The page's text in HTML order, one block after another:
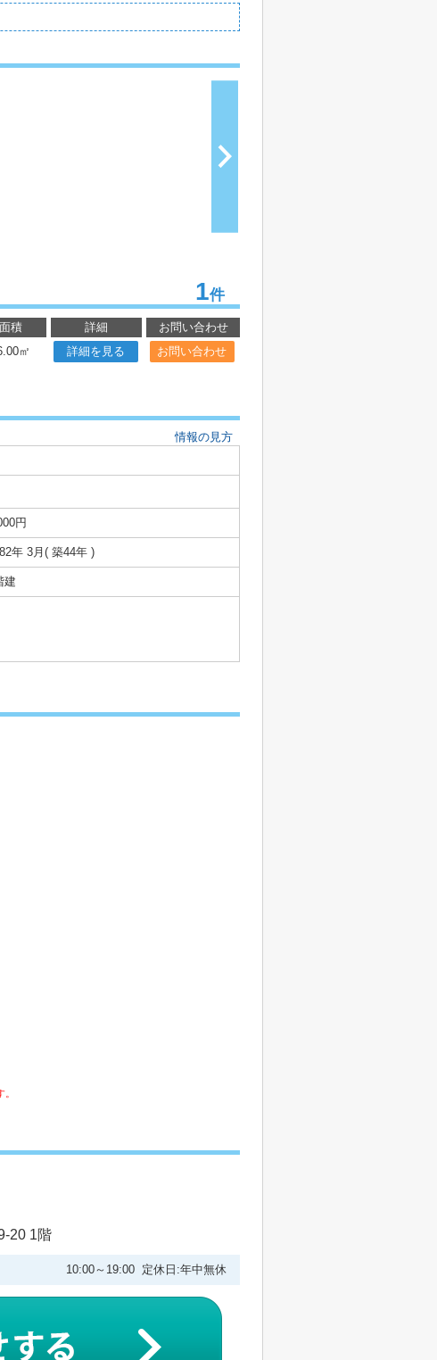
1件
面積 詳細
お問い合わせ
㎡ 詳細を見る お問い合わせ
情報の見方
円
年 3月( 築44年 )
建
20 1階
10:00～19:00 定休日:年中無休